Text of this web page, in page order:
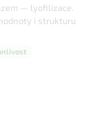
— lyofilizace.
i strukturu